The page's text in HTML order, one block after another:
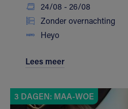
24/08 - 26/08
Zonder overnachting
Heyo
Lees meer
3 DAGEN: MAA-WOE